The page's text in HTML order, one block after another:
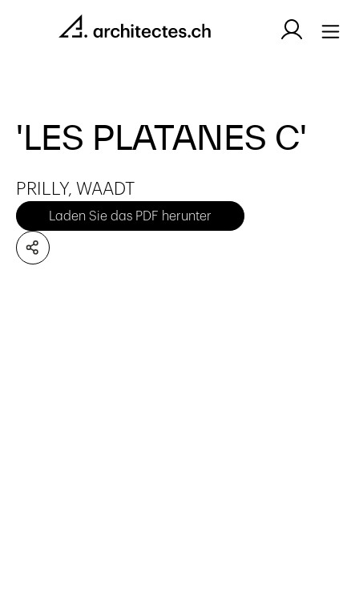
'LES PLATANES C'
PRILLY, WAADT
Laden Sie das PDF herunter